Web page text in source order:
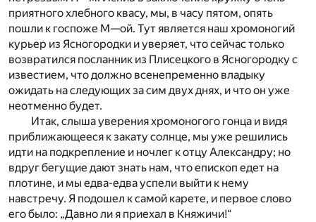
приятного хлебного квасу, мы, в часу пятом, опять
пошли к госпоже М—ой. Тут является наш хромоногий
курьер из Ясногородки и уверяет, что сейчас только
возвратился посланник из Плисецкого в Ясногородку с
известием, что должно всенепременно владыку
ожидать на следующих за сим двух днях, и что он уже
неотменно будет.
Итак, слыша уверения хромоногого гонца и видя
приближающееся к закату солнце, мы уже решились
идти на подкрепление и ночлег к отцу Александру; но
вдруг бегущие дают знать нам, что епископ едет на
плотине, и мы едва-едва успели выйти к нему
навстречу. Я подошел к самой карете, и первое слово
его было: „Давно ли я приехал в Княжичи!“